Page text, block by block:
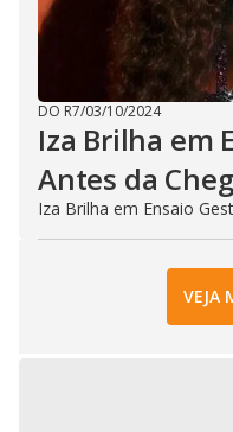
DO R7/03/10/2024
Iza Brilha em
Antes da
Iza Brilha em Ensaio
VEJA